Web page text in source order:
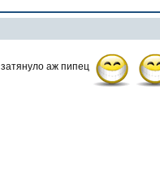
затянуло аж пипец